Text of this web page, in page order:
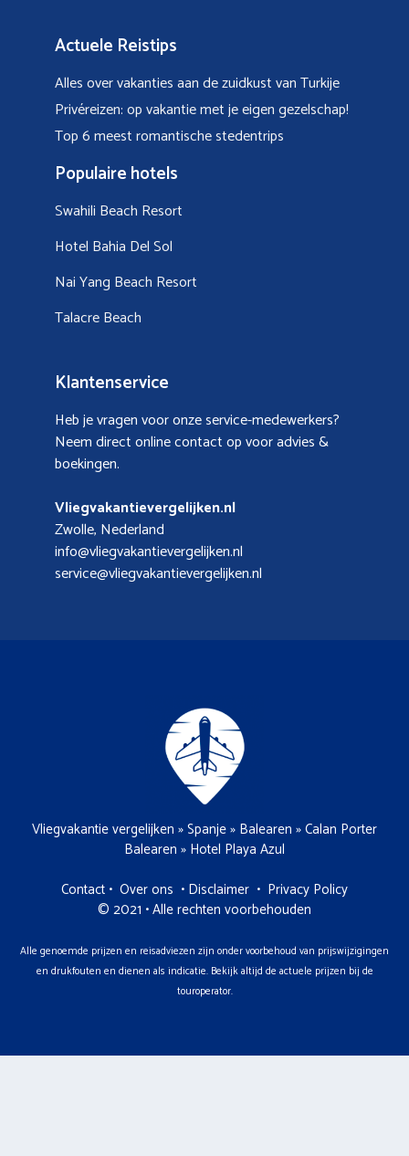
Actuele Reistips
Alles over vakanties aan de zuidkust van Turkije
Privéreizen: op vakantie met je eigen gezelschap!
Top 6 meest romantische stedentrips
Populaire hotels
Swahili Beach Resort
Hotel Bahia Del Sol
Nai Yang Beach Resort
Talacre Beach
Klantenservice
Heb je vragen voor onze service-medewerkers?
Neem direct online contact op voor advies &
boekingen.
Vliegvakantievergelijken.nl
Zwolle, Nederland
info@vliegvakantievergelijken.nl
service@vliegvakantievergelijken.nl
Vliegvakantie vergelijken »Spanje» Balearen »Calan Porter
Balearen » Hotel Playa Azul
Contact • Over ons • Disclaimer • Privacy Policy
© 2021 • Alle rechten voorbehouden
Alle genoemde prijzen en reisadviezen zijn onder voorbehoud van prijswijzigingen
en drukfouten en dienen als indicatie. Bekijk altijd de actuele prijzen bij de
touroperator.